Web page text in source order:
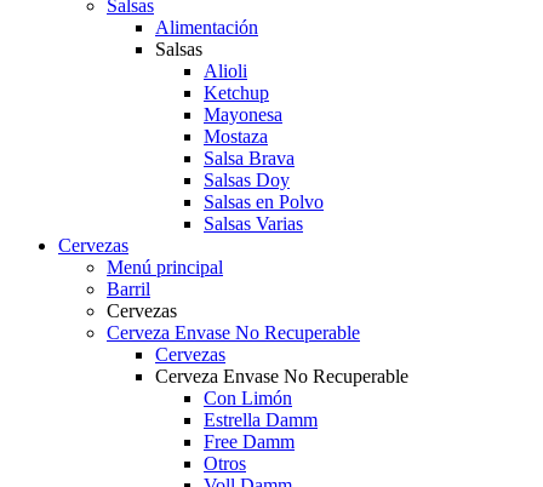
Salsas
Alimentación
Salsas
Alioli
Ketchup
Mayonesa
Mostaza
Salsa Brava
Salsas Doy
Salsas en Polvo
Salsas Varias
Cervezas
Menú principal
Barril
Cervezas
Cerveza Envase No Recuperable
Cervezas
Cerveza Envase No Recuperable
Con Limón
Estrella Damm
Free Damm
Otros